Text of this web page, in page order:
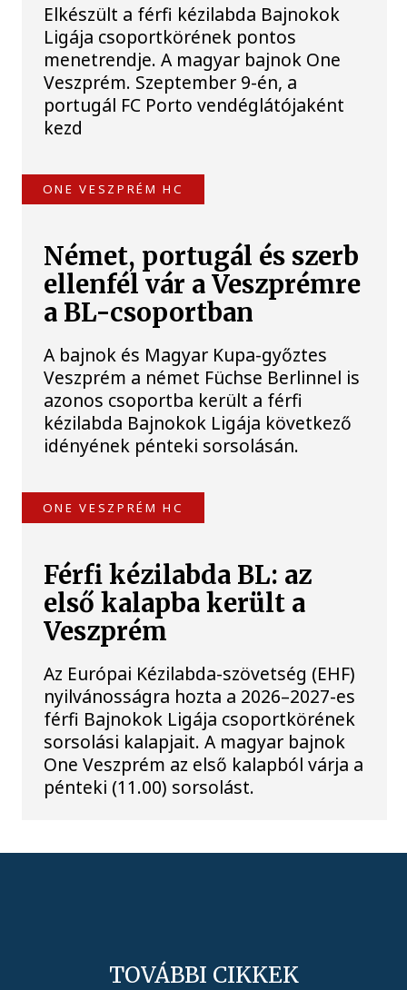
Elkészült a férfi kézilabda Bajnokok
Ligája csoportkörének pontos
menetrendje. A magyar bajnok One
Veszprém. Szeptember 9-én, a
portugál FC Porto vendéglátójaként
kezd
ONE VESZPRÉM HC
Német, portugál és szerb
ellenfél vár a Veszprémre
a BL-csoportban
A bajnok és Magyar Kupa-győztes
Veszprém a német Füchse Berlinnel is
azonos csoportba került a férfi
kézilabda Bajnokok Ligája következő
idényének pénteki sorsolásán.
ONE VESZPRÉM HC
Férfi kézilabda BL: az
első kalapba került a
Veszprém
Az Európai Kézilabda-szövetség (EHF)
nyilvánosságra hozta a 2026–2027-es
férfi Bajnokok Ligája csoportkörének
sorsolási kalapjait. A magyar bajnok
One Veszprém az első kalapból várja a
pénteki (11.00) sorsolást.
TOVÁBBI CIKKEK